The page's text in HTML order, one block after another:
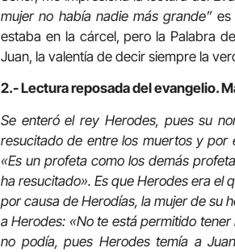
mujer no había nadie más grande”es
estaba en la cárcel, pero la Palabra
Juan, la valentía de decir siempre la
2.- Lectura reposada del evangelio.
Se enteró el rey Herodes, pues su
resucitado de entre los muertos y por
«Es un profeta como los demás
ha resucitado». Es que Herodes era el
por causa de Herodías, la mujer de su
a Herodes: «No te está permitido
no podía, pues Herodes temía a